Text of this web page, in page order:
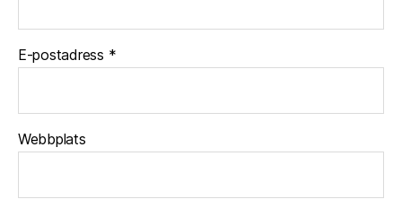
E-postadress *
Webbplats